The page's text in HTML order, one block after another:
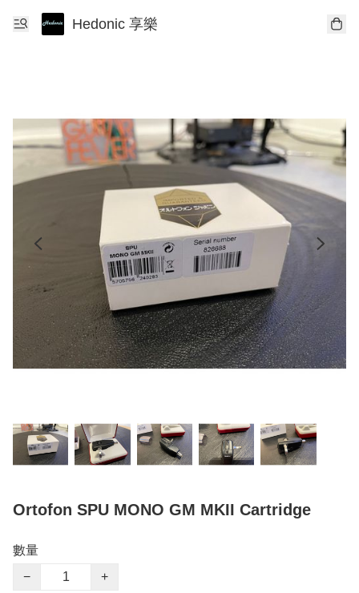
Hedonic 享樂
Ortofon SPU MONO GM MKII Cartridge
數量
−
+